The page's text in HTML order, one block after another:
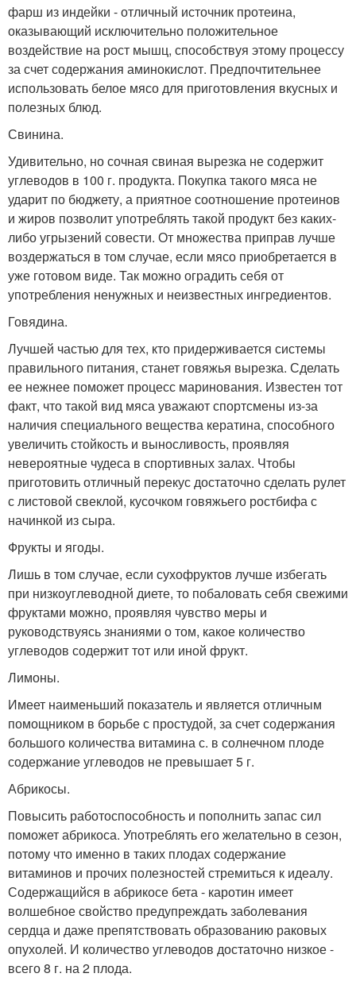
фарш из индейки - отличный источник протеина,
оказывающий исключительно положительное
воздействие на рост мышц, способствуя этому процессу
за счет содержания аминокислот. Предпочтительнее
использовать белое мясо для приготовления вкусных и
полезных блюд.
Свинина.
Удивительно, но сочная свиная вырезка не содержит
углеводов в 100 г. продукта. Покупка такого мяса не
ударит по бюджету, а приятное соотношение протеинов
и жиров позволит употреблять такой продукт без каких-
либо угрызений совести. От множества приправ лучше
воздержаться в том случае, если мясо приобретается в
уже готовом виде. Так можно оградить себя от
употребления ненужных и неизвестных ингредиентов.
Говядина.
Лучшей частью для тех, кто придерживается системы
правильного питания, станет говяжья вырезка. Сделать
ее нежнее поможет процесс маринования. Известен тот
факт, что такой вид мяса уважают спортсмены из-за
наличия специального вещества кератина, способного
увеличить стойкость и выносливость, проявляя
невероятные чудеса в спортивных залах. Чтобы
приготовить отличный перекус достаточно сделать рулет
с листовой свеклой, кусочком говяжьего ростбифа с
начинкой из сыра.
Фрукты и ягоды.
Лишь в том случае, если сухофруктов лучше избегать
при низкоуглеводной диете, то побаловать себя свежими
фруктами можно, проявляя чувство меры и
руководствуясь знаниями о том, какое количество
углеводов содержит тот или иной фрукт.
Лимоны.
Имеет наименьший показатель и является отличным
помощником в борьбе с простудой, за счет содержания
большого количества витамина с. в солнечном плоде
содержание углеводов не превышает 5 г.
Абрикосы.
Повысить работоспособность и пополнить запас сил
поможет абрикоса. Употреблять его желательно в сезон,
потому что именно в таких плодах содержание
витаминов и прочих полезностей стремиться к идеалу.
Содержащийся в абрикосе бета - каротин имеет
волшебное свойство предупреждать заболевания
сердца и даже препятствовать образованию раковых
опухолей. И количество углеводов достаточно низкое -
всего 8 г. на 2 плода.